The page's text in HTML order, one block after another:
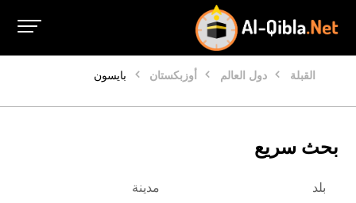
القبلة دول العالم أوزبكستان بايسون
بحث سريع
بلد مدينة